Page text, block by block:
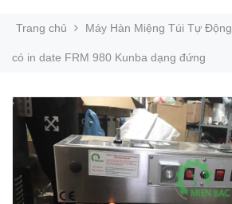
Trang chủ Máy Hàn Miệng Túi Tự Động
có in date FRM 980 Kunba dạng đứng